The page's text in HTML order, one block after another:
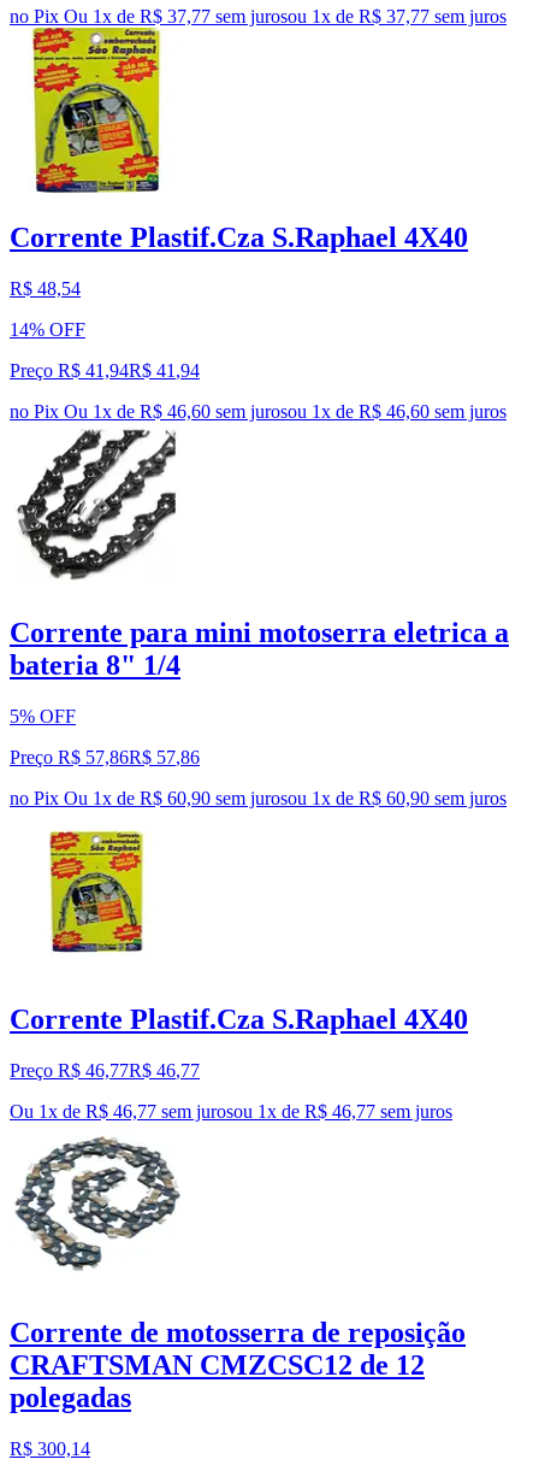
no Pix Ou 1x de R$ 37,77 sem jurosou 1x de R$ 37,77 sem juros
Corrente Plastif.Cza S.Raphael 4X40
R$ 48,54
14% OFF
Preço R$ 41,94R$ 41 ,94
no Pix Ou 1x de R$ 46,60 sem jurosou 1x de R$ 46,60 sem juros
Corrente para mini motoserra eletrica a
bateria 8" 1/4
5% OFF
Preço R$ 57,86R$ 57,86
no Pix Ou 1x de R$ 60,90 sem jurosou 1x de R$ 60,90 sem juros
Corrente Plastif.Cza S.Raphael 4X40
Preço R$ 46,77R$ 46,77
Ou 1x de R$ 46,77 sem jurosou 1x de R$ 46,77 sem juros
Corrente de motosserra de reposição
CRAFTSMAN CMZCSC12 de 12
polegadas
R$ 300,14